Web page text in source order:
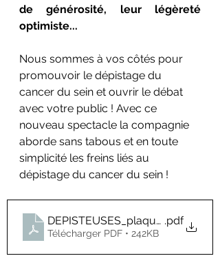
de générosité, leur légèreté
optimiste...
Nous sommes à vos côtés pour
promouvoir le dépistage du
cancer du sein et ouvrir le débat
avec votre public ! Avec ce
nouveau spectacle la compagnie
aborde sans tabous et en toute
simplicité les freins liés au
dépistage du cancer du sein !
DEPISTEUSES_plaquette.pdf
Télécharger PDF • 242KB